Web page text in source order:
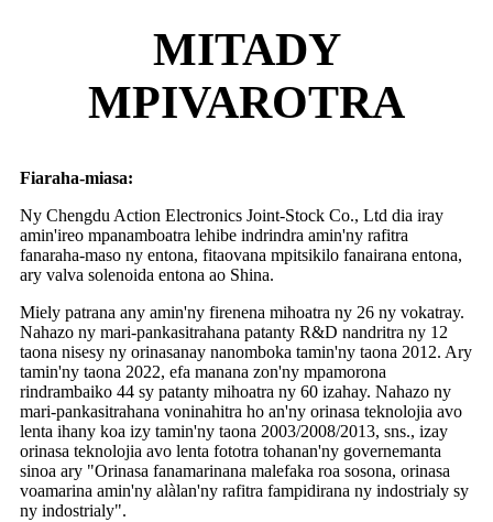
MITADY
MPIVAROTRA
Fiaraha-miasa:
Ny Chengdu Action Electronics Joint-Stock Co., Ltd dia iray
amin'ireo mpanamboatra lehibe indrindra amin'ny rafitra
fanaraha-maso ny entona, fitaovana mpitsikilo fanairana entona,
ary valva solenoida entona ao Shina.
Miely patrana any amin'ny firenena mihoatra ny 26 ny vokatray.
Nahazo ny mari-pankasitrahana patanty R&D nandritra ny 12
taona nisesy ny orinasanay nanomboka tamin'ny taona 2012. Ary
tamin'ny taona 2022, efa manana zon'ny mpamorona
rindrambaiko 44 sy patanty mihoatra ny 60 izahay. Nahazo ny
mari-pankasitrahana voninahitra ho an'ny orinasa teknolojia avo
lenta ihany koa izy tamin'ny taona 2003/2008/2013, sns., izay
orinasa teknolojia avo lenta fototra tohanan'ny governemanta
sinoa ary "Orinasa fanamarinana malefaka roa sosona, orinasa
voamarina amin'ny alàlan'ny rafitra fampidirana ny indostrialy sy
ny indostrialy".